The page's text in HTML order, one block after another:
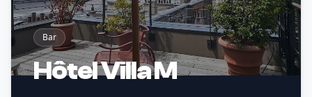
Bar
Hôtel Villa M